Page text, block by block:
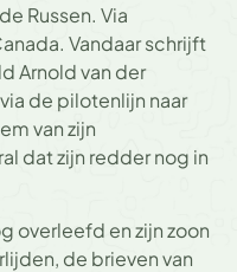
Russen. Via
Vandaar schrijft
Arnold van der
de pilotenlijn naar
van zijn
dat zijn redder nog in
overleefd en zijn zoon
de brieven van